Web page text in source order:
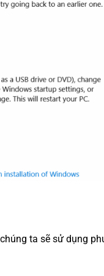
ta sẽ sử dụng